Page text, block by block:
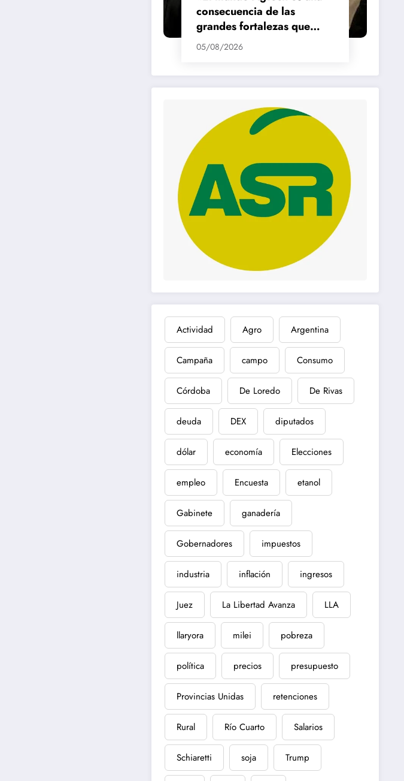
consecuencia de las
grandes fortalezas que
tenemos en la región»
05/08/2026
Actividad Agro Argentina
Campaña campo Consumo
Córdoba De Loredo De Rivas
deuda DEX diputados
dólar economía Elecciones
empleo Encuesta etanol
Gabinete ganadería
Gobernadores impuestos
industria inflación ingresos
Juez La Libertad Avanza LLA
llaryora milei pobreza
política precios presupuesto
Provincias Unidas retenciones
Rural Río Cuarto Salarios
Schiaretti soja Trump